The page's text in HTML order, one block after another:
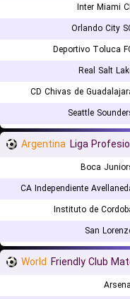
Inter Miami
Orlando City
Deportivo Toluca
Real Salt
CD Chivas de
Seattle
Argentina Liga
Boca
CA Independiente
Instituto de
San
World Friendly Club